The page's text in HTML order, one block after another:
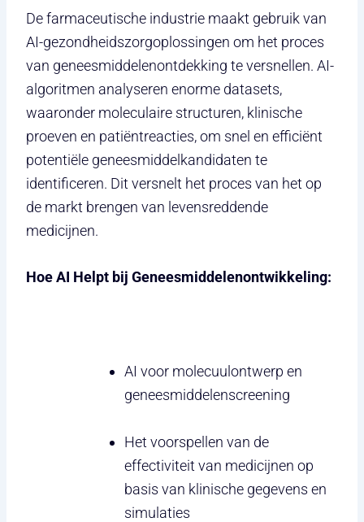
De farmaceutische industrie maakt gebruik van
AI-gezondheidszorgoplossingen om het proces
van geneesmiddelenontdekking te versnellen. AI-
algoritmen analyseren enorme datasets,
waaronder moleculaire structuren, klinische
proeven en patiëntreacties, om snel en efficiënt
potentiële geneesmiddelkandidaten te
identificeren. Dit versnelt het proces van het op
de markt brengen van levensreddende
medicijnen.
Hoe AI Helpt bij Geneesmiddelenontwikkeling:
AI voor molecuulontwerp en
geneesmiddelenscreening
Het voorspellen van de
effectiviteit van medicijnen op
basis van klinische gegevens en
simulaties